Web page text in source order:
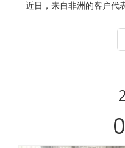
近日，来自非洲的客户代
一场围绕公司核心产品
与现场验货活动热烈进行
为缓解旅途疲劳，彰显合
当地知名的肯德基餐厅